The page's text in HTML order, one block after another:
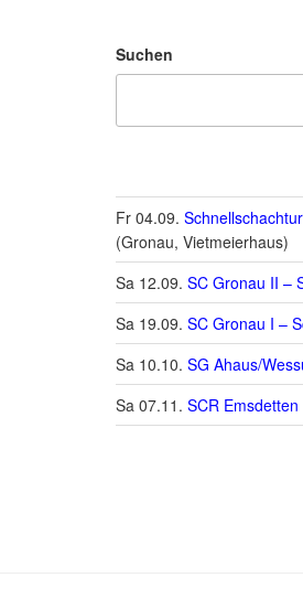
Suchen
Fr 04.09.
(Gronau, Vietmeierhaus)
Sa 12.09. SC Gronau II –
Sa 19.09. SC Gronau I –
Sa 10.10. SG Ahaus/
Sa 07.11. SCR